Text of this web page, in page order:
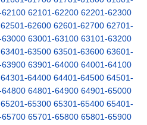
62101-62200 62201-62300
62501-62600 62601-62700 62701-
63001-63100 63101-63200
63401-63500 63501-63600 63601-
63901-64000 64001-64100
64301-64400 64401-64500 64501-
64801-64900 64901-65000
65201-65300 65301-65400 65401-
65701-65800 65801-65900